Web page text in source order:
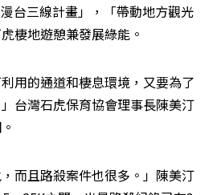
台三線計畫」，「帶動地方觀光
棲地遊憩兼發展綠能。
用的通道和棲息環境，又要為了
台灣石虎保育協會理事長陳美汀
，而且路殺案件也很多。」陳美汀